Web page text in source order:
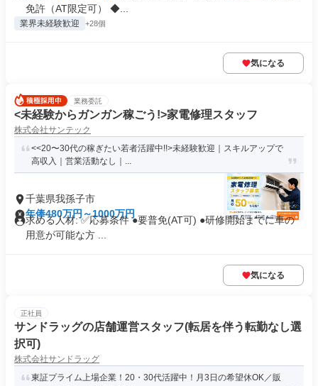
免許（AT限定可） ◆...
業界未経験歓迎 +28個
気になる
業務委託
<未経験からガンガン稼ごう!>家電修理スタッフ
株式会社サンテック
<<20〜30代の稼ぎたい若者活躍中!!>未経験歓迎｜スキルアップで
高収入｜営業活動なし｜...
千葉県我孫子市
年俸480万円～1000万円
求める人材: ✅️応募条件 ●要普免(AT可) ●研修開始までに車の
用意が可能な方 ...
気になる
正社員
サンドラッグの店舗運営スタッフ(転居を伴う転勤なし選
択可)
株式会社サンドラッグ
東証プライム上場企業！20・30代活躍中！月3日の希望休OK／販